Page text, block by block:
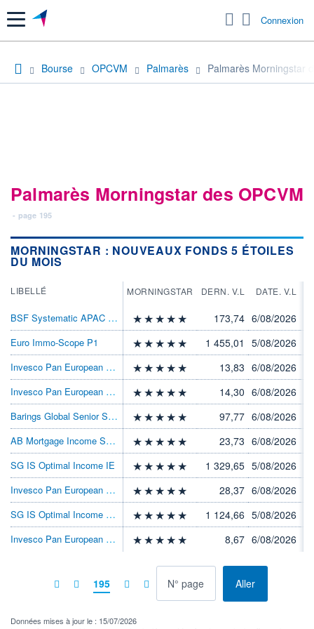
Menu Connexion
Bourse OPCVM Palmarès Palmarès Morningstar
Palmarès Morningstar des OPCVM
- page 195
MORNINGSTAR : NOUVEAUX FONDS 5 ÉTOILES
DU MOIS
LIBELLÉ MORNINGSTAR DERN. V.L DATE. V.L
BSF Systematic APAC Eq Abs Rt E2 EUR H 173,74 6/08/2026
Euro Immo-Scope P1 1 455,01
5/08/2026
Invesco Pan European Hi Inc A EUR AD
13,83 6/08/2026
Invesco Pan European Hi Inc A EUR QD
14,30 6/08/2026
Barings Global Senior Scrd Bd A GBP Dis
97,77 6/08/2026
AB Mortgage Income S1 USD
23,73 6/08/2026
SG IS Optimal Income IE 1 329,65 5/08/2026
Invesco Pan European Hi Inc A EUR Acc
28,37 6/08/2026
SG IS Optimal Income RE-D
1 124,66 5/08/2026
Invesco Pan European Hi Inc A EUR QD-GI
8,67 6/08/2026
195 Allerà la page
Données mises à jour le : 15/07/2026